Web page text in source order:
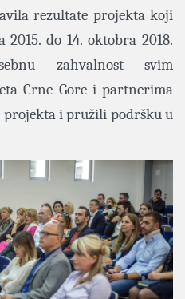
rezultate projekta koji
do 14. oktobra 2018.
zahvalnost svim
Crne Gore i partnerima
projekta i pružili podršku u